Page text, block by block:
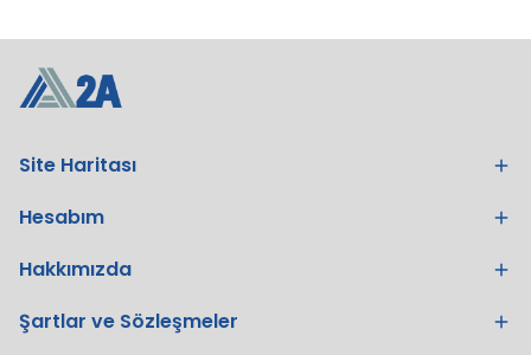
Site Haritası
Hesabım
Hakkımızda
Şartlar ve Sözleşmeler